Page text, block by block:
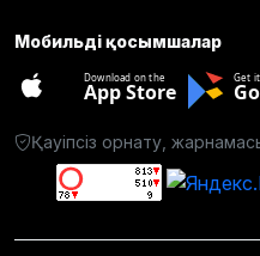
Мобильді қосымшалар
Download on the
App Store
Get
Қауіпсіз орнату,